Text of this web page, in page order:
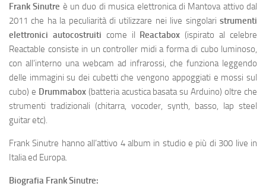
Frank Sinutre è un duo di musica elettronica di Mantova attivo dal
2011 che ha la peculiarità di utilizzare nei live singolari strumenti
elettronici autocostruiti come il Reactabox (ispirato al celebre
Reactable consiste in un controller midi a forma di cubo luminoso,
con all’interno una webcam ad infrarossi, che funziona leggendo
delle immagini su dei cubetti che vengono appoggiati e mossi sul
cubo) e Drummabox(batteria acustica basata su Arduino) oltre che
strumenti tradizionali (chitarra, vocoder, synth, basso, lap steel
guitar etc).
Frank Sinutre hanno all’attivo 4 album in studio e più di 300 live in
Italia ed Europa.
Biografia Frank Sinutre: